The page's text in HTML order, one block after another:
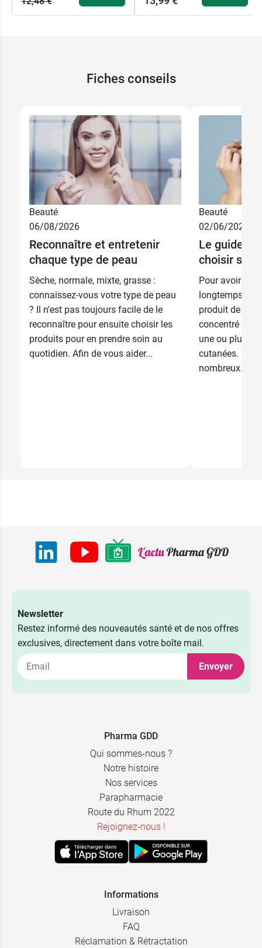
Sans ingrédients de synthèse : parfums,
Matières premières issues autant que faire
Equitable
Conditionnement: Tube de 30 ml
Fiches conseils
Beauté
06/08/2026
Reconnaître et entretenir
chaque type de peau
Sèche, normale, mixte, grasse :
connaissez-vous votre type de peau
? Il n'est pas toujours facile de le
reconnaître pour ensuite choisir les
produits pour en prendre soin au
quotidien. Afin de vous aider...
Beauté
02/06/2026
Le guide
choisir son
Pour avoir une
longtemps, le
produit de
concentré
une ou
cutanées. Il
nombreux...
Newsletter
Restez informé des nouveautés santé et de nos offres
exclusives, directement dans votre boîte mail.
Envoyer
Pharma GDD
Qui sommes-nous ?
Notre histoire
Nos services
Parapharmacie
Route du Rhum 2022
Rejoignez-nous !
Informations
Livraison
FAQ
Réclamation & Rétractation